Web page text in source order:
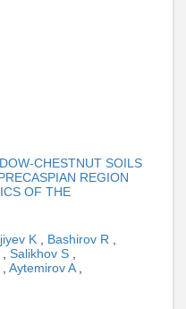
CHESTNUT SOILS
REGION
OF THE
K Bashirov R
Salikhov S
Aytemirov A